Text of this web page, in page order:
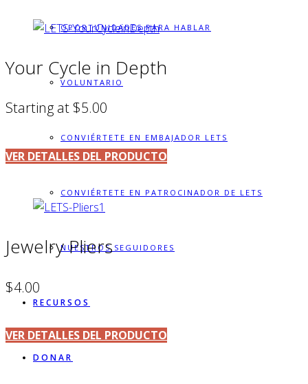
OPORTUNIDADES PARA HABLAR
VOLUNTARIO
CONVIÉRTETE EN EMBAJADOR LETS
CONVIÉRTETE EN PATROCINADOR DE LETS
NUESTROS SEGUIDORES
RECURSOS
DONAR
Your Cycle in Depth
Starting at $5.00
VER DETALLES DEL PRODUCTO
Jewelry Pliers
$4.00
VER DETALLES DEL PRODUCTO